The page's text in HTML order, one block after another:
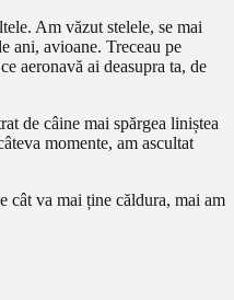
Am văzut stelele, se mai
ani, avioane. Treceau pe
aeronavă ai deasupra ta, de
de câine mai spărgea liniștea
momente, am ascultat
cât va mai ține căldura, mai am